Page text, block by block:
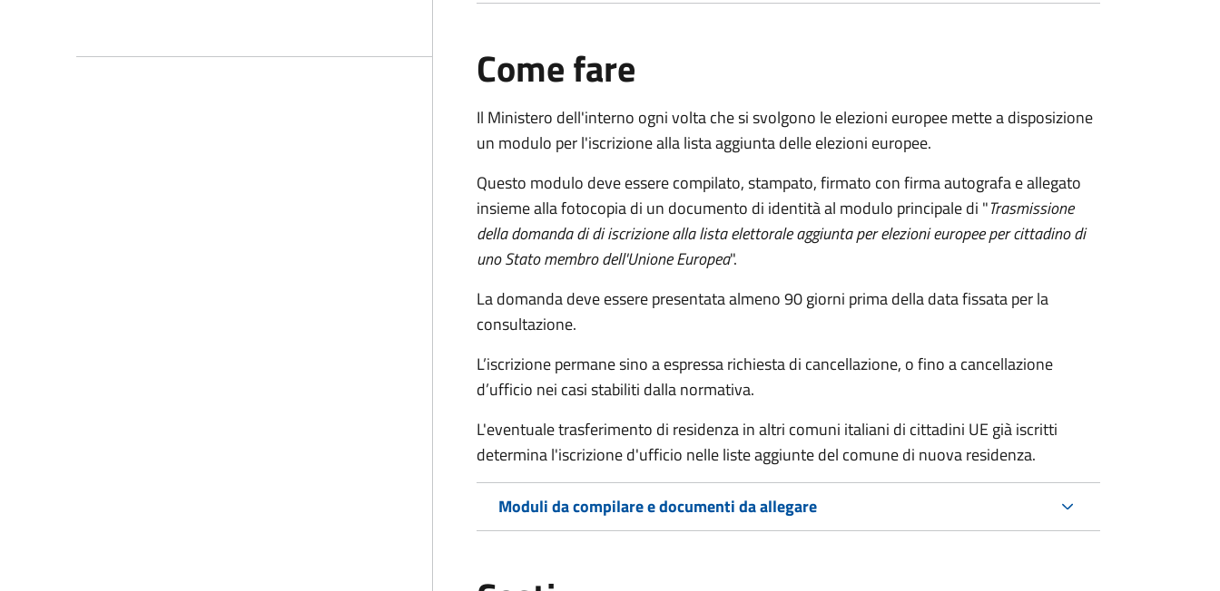
Come fare
Il Ministero dell'interno ogni volta che si svolgono le elezioni europee mette a disposizione
un modulo per l'iscrizione alla lista aggiunta delle elezioni europee.
Questo modulo deve essere compilato, stampato, firmato con firma autografa e allegato
insieme alla fotocopia di un documento di identità al modulo principale di "Trasmissione
della domanda di di iscrizione alla lista elettorale aggiunta per elezioni europee per cittadino di
uno Stato membro dell'Unione Europea".
La domanda deve essere presentata almeno 90 giorni prima della data fissata per la
consultazione.
L’iscrizione permane sino a espressa richiesta di cancellazione, o fino a cancellazione
d’ufficio nei casi stabiliti dalla normativa.
L'eventuale trasferimento di residenza in altri comuni italiani di cittadini UE già iscritti
determina l'iscrizione d'ufficio nelle liste aggiunte del comune di nuova residenza.
Moduli da compilare e documenti da allegare